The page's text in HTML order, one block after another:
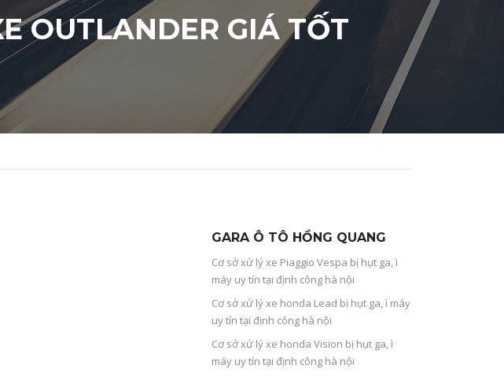
OUTLANDER GIÁ TỐT
GARA Ô TÔ HỒNG QUANG
Cơ sở xử lý xe Piaggio Vespa bị hụt ga, ì
máy uy tín tại định công hà nội
Cơ sở xử lý xe honda Lead bị hụt ga, ì máy
uy tín tại định công hà nội
Cơ sở xử lý xe honda Vision bị hụt ga, ì
máy uy tín tại định công hà nội